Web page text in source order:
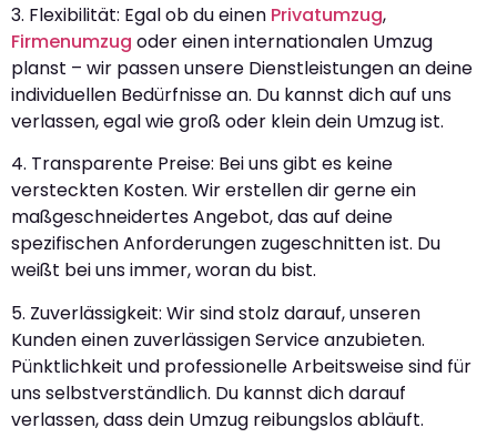
3. Flexibilität: Egal ob du einen Privatumzug,
Firmenumzug oder einen internationalen Umzug
planst – wir passen unsere Dienstleistungen an deine
individuellen Bedürfnisse an. Du kannst dich auf uns
verlassen, egal wie groß oder klein dein Umzug ist.
4. Transparente Preise: Bei uns gibt es keine
versteckten Kosten. Wir erstellen dir gerne ein
maßgeschneidertes Angebot, das auf deine
spezifischen Anforderungen zugeschnitten ist. Du
weißt bei uns immer, woran du bist.
5. Zuverlässigkeit: Wir sind stolz darauf, unseren
Kunden einen zuverlässigen Service anzubieten.
Pünktlichkeit und professionelle Arbeitsweise sind für
uns selbstverständlich. Du kannst dich darauf
verlassen, dass dein Umzug reibungslos abläuft.